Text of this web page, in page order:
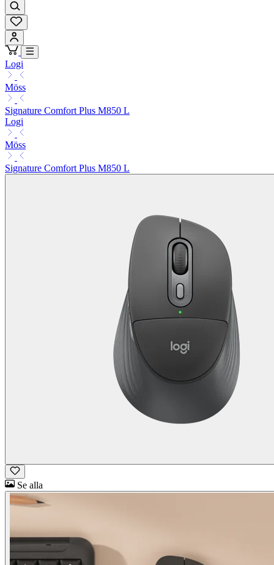
Logi
Möss
Signature Comfort Plus M850 L
Logi
Möss
Signature Comfort Plus M850 L
Se alla